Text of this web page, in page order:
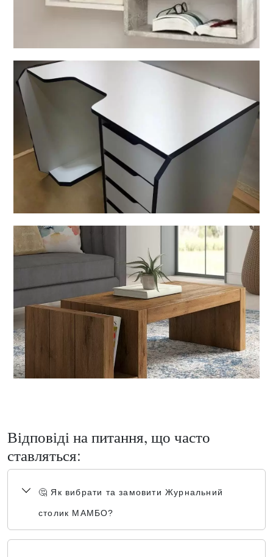
Відповіді на питання, що часто
ставляться:
🤔 Як вибрати та замовити Журнальний
столик МАМБО?